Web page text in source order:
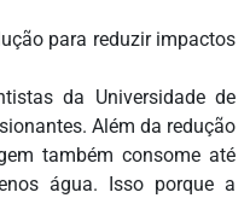
para reduzir impactos
da Universidade de
Além da redução
também consome até
água. Isso porque a